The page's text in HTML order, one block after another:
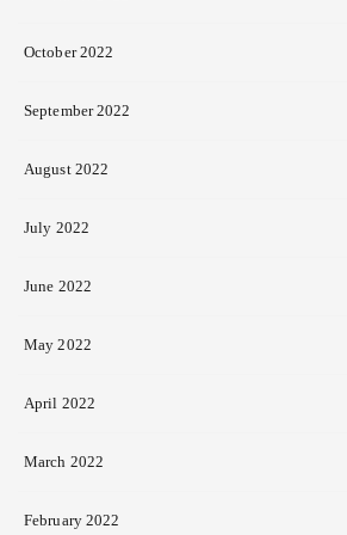
October 2022
September 2022
August 2022
July 2022
June 2022
May 2022
April 2022
March 2022
February 2022